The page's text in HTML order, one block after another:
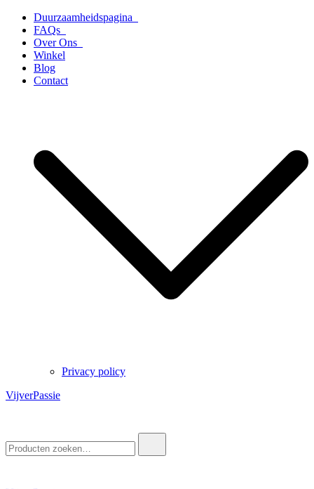
naar
inhoud
Duurzaamheidspagina
FAQs
Over Ons
Winkel
Blog
Contact
Privacy policy
VijverPassie
naar: